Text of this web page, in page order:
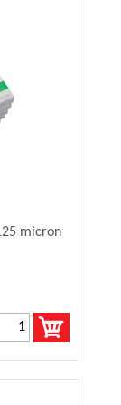
micron